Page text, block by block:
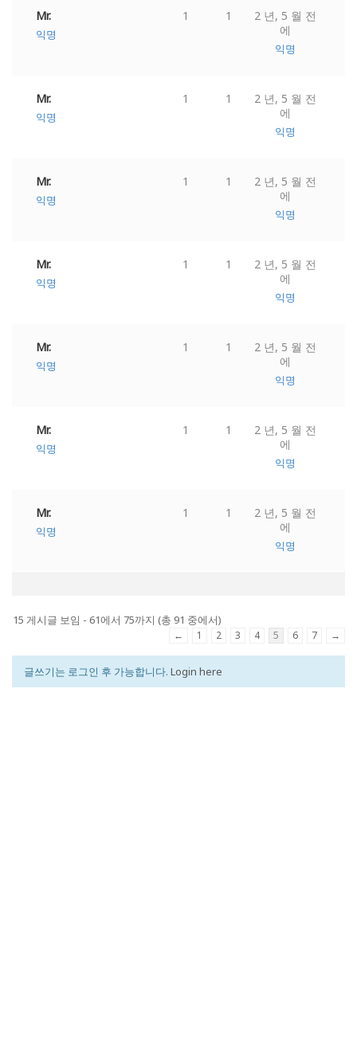
Mr.
익명
1 1
2 년, 5 월 전
에
익명
Mr.
익명
1 1
2 년, 5 월 전
에
익명
Mr.
익명
1 1
2 년, 5 월 전
에
익명
Mr.
익명
1 1
2 년, 5 월 전
에
익명
Mr.
익명
1 1
2 년, 5 월 전
에
익명
Mr.
익명
1 1
2 년, 5 월 전
에
익명
Mr.
익명
1 1
2 년, 5 월 전
에
익명
15 게시글 보임 - 61에서 75까지 (총 91 중에서)
← 1 2 3 4 5 6 7 →
글쓰기는 로그인 후 가능합니다. Login here